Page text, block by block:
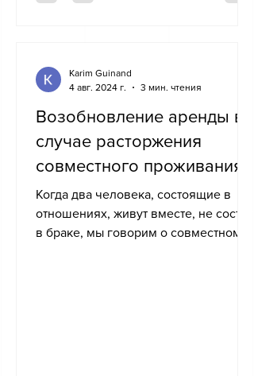
Возобновление аренды в
случае расторжения
совместного проживания
Когда два человека, состоящие в
отношениях, живут вместе, не состоя
в браке, мы говорим о совместном
Karim Guinand
4 авг. 2024 г.
3 мин. чтения